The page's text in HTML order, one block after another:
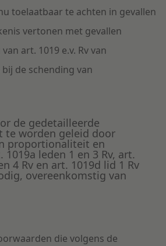
toelaatbaar te achten in gevallen
vertonen met gevallen
art. 1019 e.v. Rv van
de schending van
de gedetailleerde
te worden geleid door
proportionaliteit en
leden 1 en 3 Rv, art.
4 Rv en art. 1019d lid 1 Rv
overeenkomstig van
die volgens de